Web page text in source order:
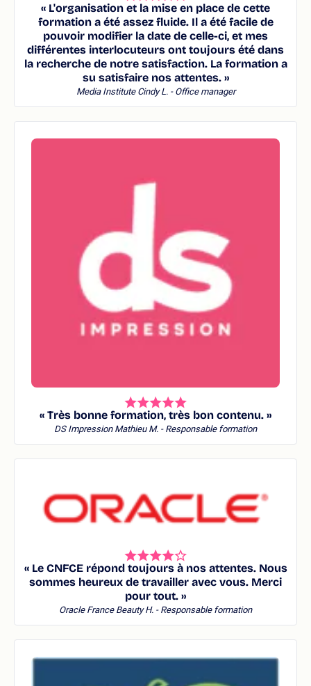
« L'organisation et la mise en place de cette
formation a été assez fluide. Il a été facile de
pouvoir modifier la date de celle-ci, et mes
différentes interlocuteurs ont toujours été dans
la recherche de notre satisfaction. La formation a
su satisfaire nos attentes. »
Media Institute Cindy L. - Office manager
« Très bonne formation, très bon contenu. »
DS Impression Mathieu M. - Responsable formation
« Le CNFCE répond toujours à nos attentes. Nous
sommes heureux de travailler avec vous. Merci
pour tout. »
Oracle France Beauty H. - Responsable formation